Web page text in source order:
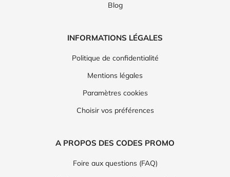
Blog
INFORMATIONS LÉGALES
Politique de confidentialité
Mentions légales
Paramètres cookies
Choisir vos préférences
A PROPOS DES CODES PROMO
Foire aux questions (FAQ)